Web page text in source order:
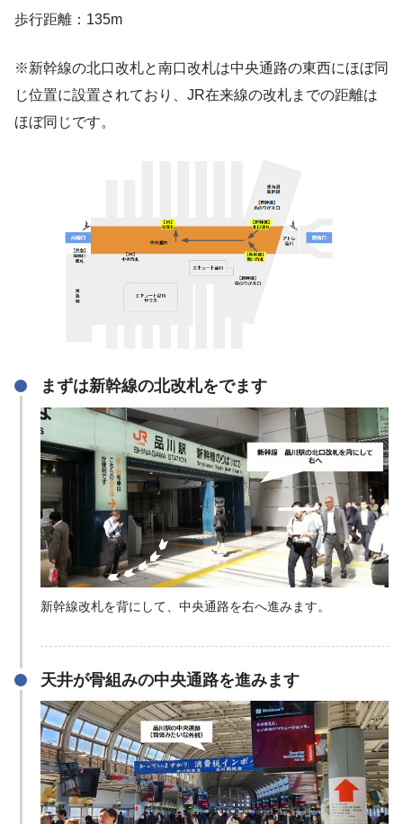
歩行距離：135m
※新幹線の北口改札と南口改札は中央通路の東西にほぼ同
じ位置に設置されており、JR在来線の改札までの距離は
ほぼ同じです。
まずは新幹線の北改札をでます
新幹線改札を背にして、中央通路を右へ進みます。
天井が骨組みの中央通路を進みます